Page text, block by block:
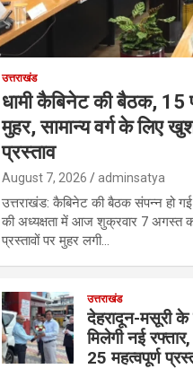
उत्तराखंड
धामी कैबिनेट की बैठक, 15
मुहर, सामान्य वर्ग के लिए
प्रस्ताव
August 7, 2026 adminsatya
उत्तराखंड: कैबिनेट की बैठक संपन्न हो गई
की अध्यक्षता में आज शुक्रवार 7 अगस्त
प्रस्तावों पर मुहर लगी…
उत्तराखंड
देहरादून-मसूरी के
मिलेगी नई
25 महत्वपूर्ण